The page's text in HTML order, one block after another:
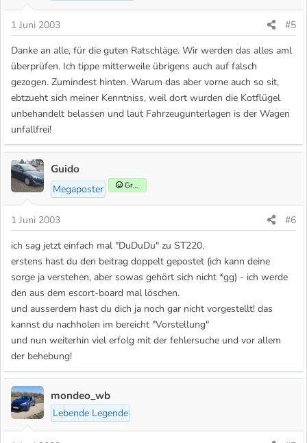
1 Juni 2003
#5
Danke an alle, für die guten Ratschläge. Wir werden das alles aml
überprüfen. Ich tippe mitterweile übrigens auch auf falsch
gezogen. Zumindest hinten. Warum das aber vorne auch so sit,
ebtzueht sich meiner Kenntniss, weil dort wurden die Kotflügel
unbehandelt belassen und laut Fahrzeugunterlagen is der Wagen
unfallfrei!
Guido
Megaposter Gründer
1 Juni 2003
#6
ich sag jetzt einfach mal "DuDuDu" zu ST220.
erstens hast du den beitrag doppelt gepostet (ich kann deine
sorge ja verstehen, aber sowas gehört sich nicht *gg) - ich werde
den aus dem escort-board mal löschen.
und ausserdem hast du dich ja noch gar nicht vorgestellt! das
kannst du nachholen im bereicht "Vorstellung"
und nun weiterhin viel erfolg mit der fehlersuche und vor allem
der behebung!
mondeo_wb
Lebende Legende